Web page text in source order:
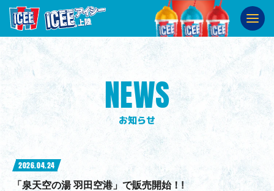
ABOUT
ICEEとは
SHOP
販売店舗
SNS
公式SNS
NEWS
お知らせ
2026.04.24
「泉天空の湯 羽田空港」で販売開始！!